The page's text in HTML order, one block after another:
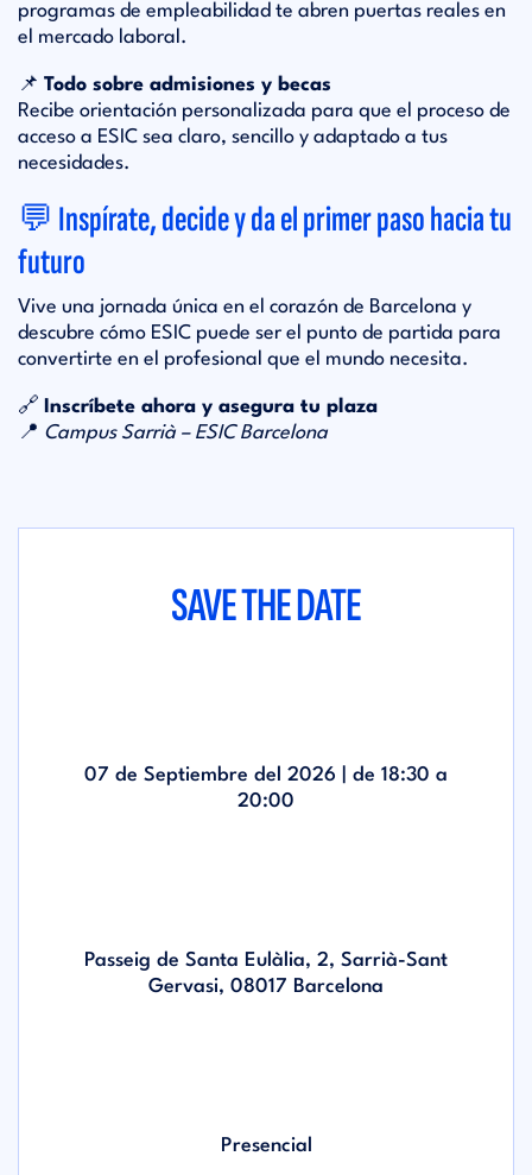
programas de empleabilidad te abren puertas reales en
el mercado laboral.
📌 Todo sobre admisiones y becas
Recibe orientación personalizada para que el proceso de
acceso a ESIC sea claro, sencillo y adaptado a tus
necesidades.
💬 Inspírate, decide y da el primer paso hacia tu
futuro
Vive una jornada única en el corazón de Barcelona y
descubre cómo ESIC puede ser el punto de partida para
convertirte en el profesional que el mundo necesita.
🔗
Inscríbete ahora y asegura tu plaza
📍 Campus Sarrià – ESIC Barcelona
SAVE THE DATE
07 de Septiembre del 2026 | de 18:30 a
20:00
Passeig de Santa Eulàlia, 2, Sarrià-Sant
Gervasi, 08017 Barcelona
Presencial